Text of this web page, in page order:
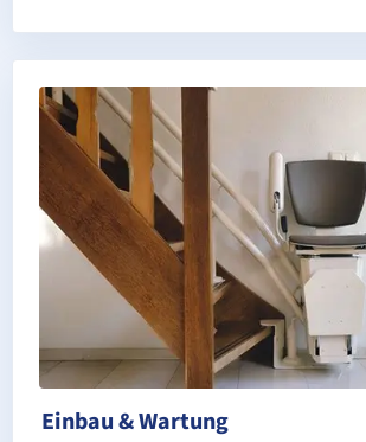
Schneller, sauberer Einbau durch
Einbau & Wartung